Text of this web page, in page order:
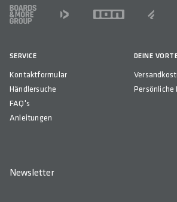
FOOTER
SERVICE
Kontaktformular
Händlersuche
FAQ's
Anleitungen
DEINE
Persönliche
Newsletter